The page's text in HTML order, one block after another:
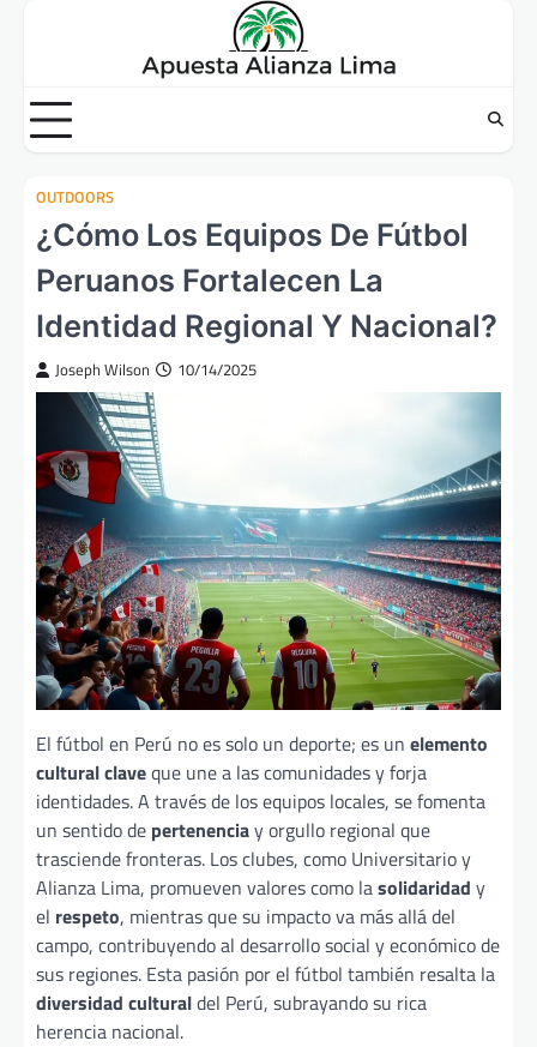
OUTDOORS
¿Cómo Los Equipos De Fútbol
Peruanos Fortalecen La
Identidad Regional Y Nacional?
Joseph Wilson 10/14/2025
El fútbol en Perú no es solo un deporte; es un elemento
cultural claveque une a las comunidades y forja
identidades. A través de los equipos locales, se fomenta
un sentido de pertenenciay orgullo regional que
trasciende fronteras. Los clubes, como Universitario y
Alianza Lima, promueven valores como lasolidaridad y
el respeto, mientras que su impacto va más allá del
campo, contribuyendo al desarrollo social y económico de
sus regiones. Esta pasión por el fútbol también resalta la
diversidad culturaldel Perú, subrayando su rica
herencia nacional.